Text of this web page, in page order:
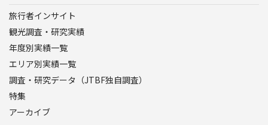
旅行者インサイト
観光調査・研究実績
年度別実績一覧
エリア別実績一覧
調査・研究データ（JTBF独自調査）
特集
アーカイブ